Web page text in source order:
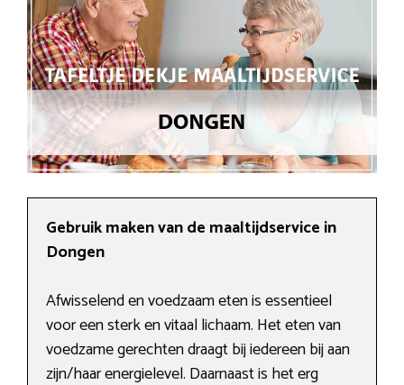
Gebruik maken van de maaltijdservice in
Dongen
Afwisselend en voedzaam eten is essentieel
voor een sterk en vitaal lichaam. Het eten van
voedzame gerechten draagt bij iedereen bij aan
zijn/haar energielevel. Daarnaast is het erg